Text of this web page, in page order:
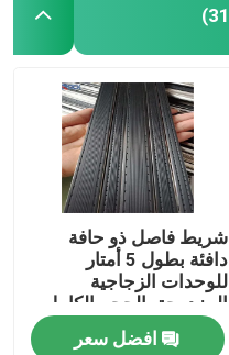
شريط فاصل ذو حافة
دافئة بطول 5 أمتار
للوحدات الزجاجية
المزدوجة بالحجم الكامل
افضل سعر